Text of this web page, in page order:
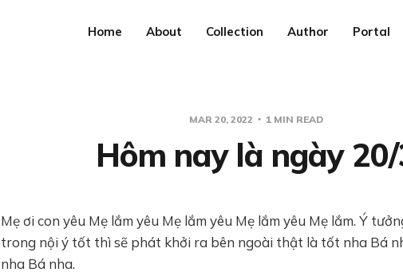
Home About Collection Author Portal
MAR 20, 2022 1 MIN READ
Hôm nay là ngày
Mẹ ơi con yêu Mẹ lắm yêu Mẹ lắm yêu Mẹ lắm yêu Mẹ lắm. Ý
trong nội ý tốt thì sẽ phát khởi ra bên ngoài thật là tốt nha Bá
nha Bá nha.